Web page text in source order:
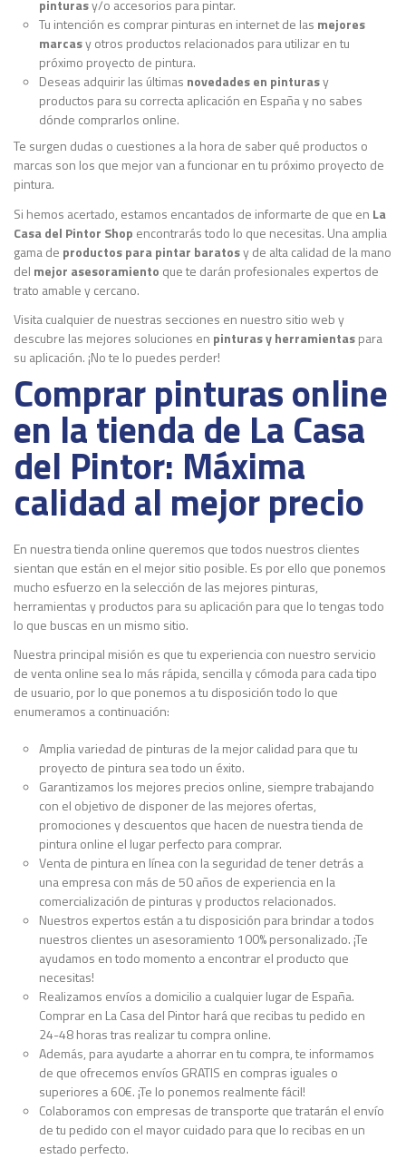
pinturasy/o accesorios para pintar.
Tu intención es comprar pinturas en internet de las mejores
marcasy otros productos relacionados para utilizar en tu
próximo proyecto de pintura.
Deseas adquirir las últimas novedades en pinturasy
productos para su correcta aplicación en España y no sabes
dónde comprarlos online.
Te surgen dudas o cuestiones a la hora de saber qué productos o
marcas son los que mejor van a funcionar en tu próximo proyecto de
pintura.
Si hemos acertado, estamos encantados de informarte de que en La
Casa del Pintor Shop encontrarás todo lo que necesitas. Una amplia
gama de productos para pintar baratosy de alta calidad de la mano
del mejor asesoramiento que te darán profesionales expertos de
trato amable y cercano.
Visita cualquier de nuestras secciones en nuestro sitio web y
descubre las mejores soluciones en pinturas y herramientaspara
su aplicación. ¡No te lo puedes perder!
Comprar pinturas online
en la tienda de La Casa
del Pintor: Máxima
calidad al mejor precio
En nuestra tienda online queremos que todos nuestros clientes
sientan que están en el mejor sitio posible. Es por ello que ponemos
mucho esfuerzo en la selección de las mejores pinturas,
herramientas y productos para su aplicación para que lo tengas todo
lo que buscas en un mismo sitio.
Nuestra principal misión es que tu experiencia con nuestro servicio
de venta online sea lo más rápida, sencilla y cómoda para cada tipo
de usuario, por lo que ponemos a tu disposición todo lo que
enumeramos a continuación:
Amplia variedad de pinturas de la mejor calidad para que tu
proyecto de pintura sea todo un éxito.
Garantizamos los mejores precios online, siempre trabajando
con el objetivo de disponer de las mejores ofertas,
promociones y descuentos que hacen de nuestra tienda de
pintura online el lugar perfecto para comprar.
Venta de pintura en línea con la seguridad de tener detrás a
una empresa con más de 50 años de experiencia en la
comercialización de pinturas y productos relacionados.
Nuestros expertos están a tu disposición para brindar a todos
nuestros clientes un asesoramiento 100% personalizado. ¡Te
ayudamos en todo momento a encontrar el producto que
necesitas!
Realizamos envíos a domicilio a cualquier lugar de España.
Comprar en La Casa del Pintor hará que recibas tu pedido en
24-48 horas tras realizar tu compra online.
Además, para ayudarte a ahorrar en tu compra, te informamos
de que ofrecemos envíos GRATIS en compras iguales o
superiores a 60€. ¡Te lo ponemos realmente fácil!
Colaboramos con empresas de transporte que tratarán el envío
de tu pedido con el mayor cuidado para que lo recibas en un
estado perfecto.